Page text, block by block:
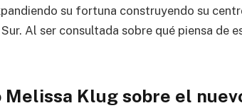
su fortuna construyendo su
Sur. Al ser consultada sobre qué piensa de
Melissa Klug sobre el